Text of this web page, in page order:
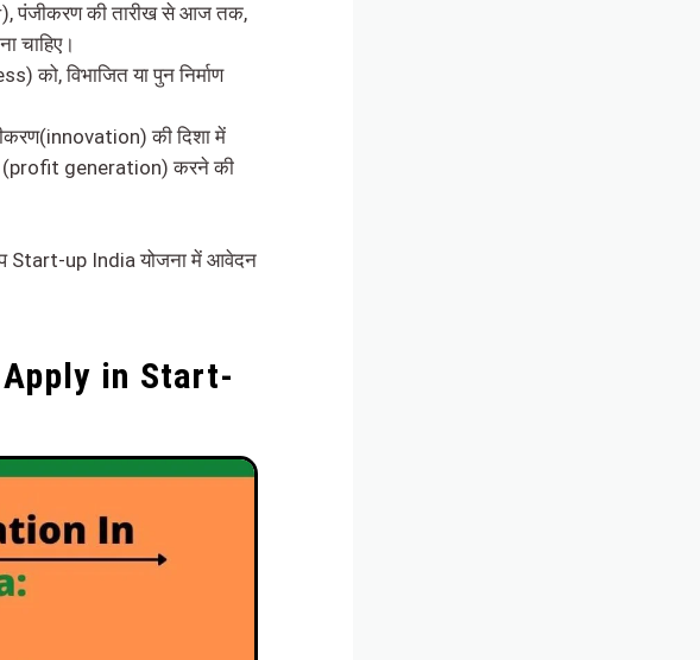
पंजीकरण की तारीख से आज तक,
चाहिए।
को, विभाजित या पुन निर्माण
की दिशा में
(profit generation) करने की
Start-up India योजना में आवेदन
in Start-